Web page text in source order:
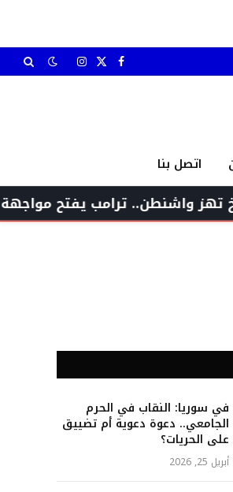
فيسبوك
X الانستغرام
اتصل بنا
ترامب يفتح مواجهة غاضبة مع
في سوريا: النقاب في الحرم
الجامعي.. دعوة دعوية أم تضييق
على الحريات؟
أبريل 25, 2026